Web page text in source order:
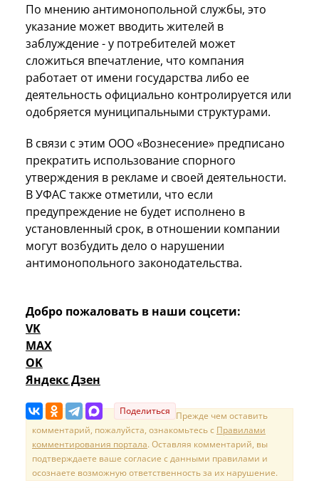
По мнению антимонопольной службы, это
указание может вводить жителей в
заблуждение - у потребителей может
сложиться впечатление, что компания
работает от имени государства либо ее
деятельность официально контролируется или
одобряется муниципальными структурами.
В связи с этим ООО «Вознесение» предписано
прекратить использование спорного
утверждения в рекламе и своей деятельности.
В УФАС также отметили, что если
предупреждение не будет исполнено в
установленный срок, в отношении компании
могут возбудить дело о нарушении
антимонопольного законодательства.
Добро пожаловать в наши соцсети:
VK
MAX
OK
Яндекс Дзен
Поделиться Прежде чем оставить
комментарий, пожалуйста, ознакомьтесь с Правилами
комментирования портала. Оставляя комментарий, вы
подтверждаете ваше согласие с данными правилами и
осознаете возможную ответственность за их нарушение.